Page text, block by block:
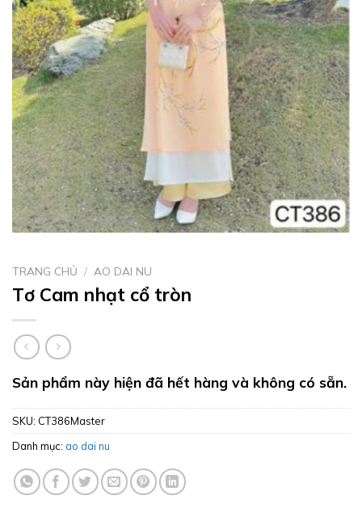
TRANG CHỦ / AO DAI NU
Tơ Cam nhạt cổ tròn
Sản phẩm này hiện đã hết hàng và không có sẵn.
SKU: CT386Master
Danh mục: ao dai nu